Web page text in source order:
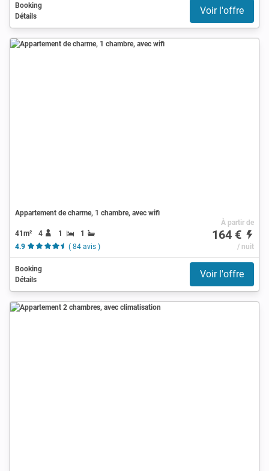
Booking
Détails
Voir l'offre
Appartement de charme, 1 chambre, avec wifi
41m² 4 1
1
4.9
( 84 avis )
À partir de
164 €
/ nuit
Booking
Détails
Voir l'offre